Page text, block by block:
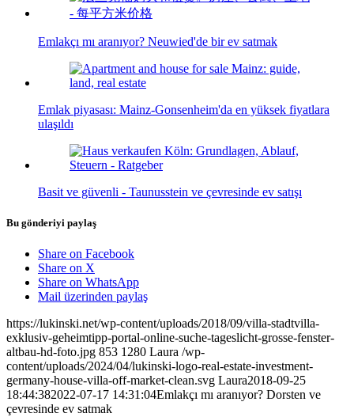
Emlakçı mı aranıyor? Neuwied'de bir ev satmak
Emlak piyasası: Mainz-Gonsenheim'da en yüksek fiyatlara
ulaşıldı
Basit ve güvenli - Taunusstein ve çevresinde ev satışı
Bu gönderiyi paylaş
Share on Facebook
Share on X
Share on WhatsApp
Mail üzerinden paylaş
https://lukinski.net/wp-content/uploads/2018/09/villa-stadtvilla-
exklusiv-geheimtipp-portal-online-suche-tageslicht-grosse-fenster-
altbau-hd-foto.jpg 853 1280 Laura /wp-
content/uploads/2024/04/lukinski-logo-real-estate-investment-
germany-house-villa-off-market-clean.svg Laura2018-09-25
18:44:382022-07-17 14:31:04Emlakçı mı aranıyor? Dorsten ve
çevresinde ev satmak